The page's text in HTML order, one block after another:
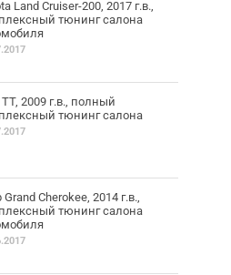
Land Cruiser-200, 2017 г.в.,
тюнинг салона
2009 г.в., полный
тюнинг салона
Grand Cherokee, 2014 г.в.,
тюнинг салона